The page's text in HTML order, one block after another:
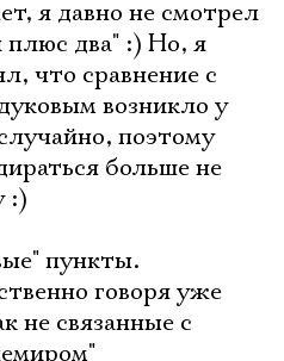
я давно не смотрел
плюс два" :) Но, я
что сравнение с
возникло у
поэтому
больше не
:)
пункты.
говоря уже
не связанные с